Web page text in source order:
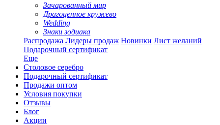
Зачарованный мир
Драгоценное кружево
Wedding
Знаки зодиака
Распродажа Лидеры продаж Новинки Лист желаний
Подарочный сертификат
Еще
Столовое серебро
Подарочный сертификат
Продажи оптом
Условия покупки
Отзывы
Блог
Акции